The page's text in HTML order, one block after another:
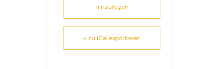
hinzufügen
+ zu iCal exportieren